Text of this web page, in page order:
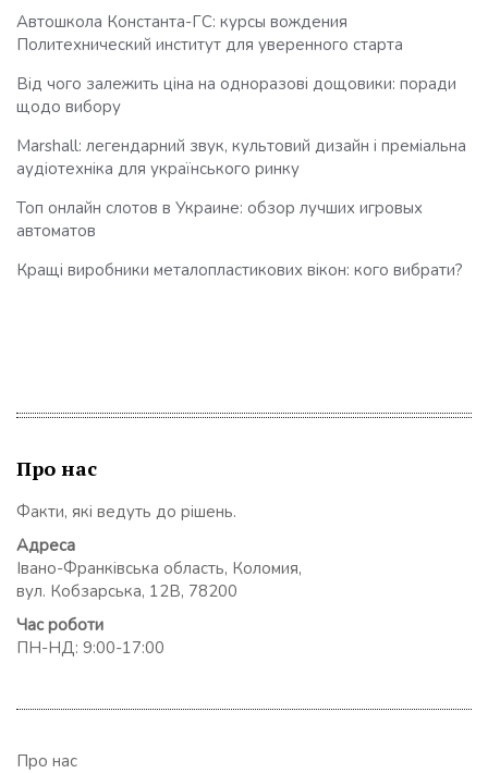
Автошкола Константа-ГС: курсы вождения
Политехнический институт для уверенного старта
Від чого залежить ціна на одноразові дощовики: поради
щодо вибору
Marshall: легендарний звук, культовий дизайн і преміальна
аудіотехніка для українського ринку
Топ онлайн слотов в Украине: обзор лучших игровых
автоматов
Кращі виробники металопластикових вікон: кого вибрати?
Про нас
Факти, які ведуть до рішень.
Адреса
Івано-Франківська область, Коломия,
вул. Кобзарська, 12В, 78200
Час роботи
ПН-НД: 9:00-17:00
Про нас